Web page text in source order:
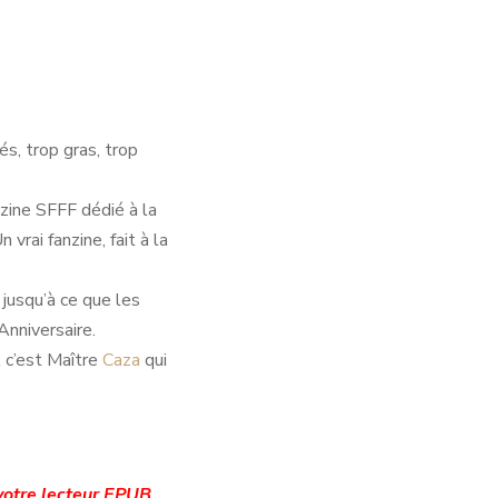
trop gras, trop
SFFF dédié à la
vrai fanzine, fait à la
ce que les
Maître Caza qui